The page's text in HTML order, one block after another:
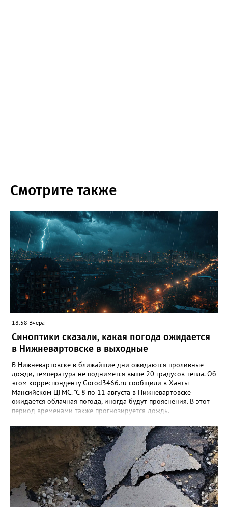
Смотрите также
18:58 Вчера
Синоптики сказали, какая погода ожидается
в Нижневартовске в выходные
В Нижневартовске в ближайшие дни ожидаются проливные
дожди, температура не поднимется выше 20 градусов тепла. Об
этом корреспонденту Gorod3466.ru сообщили в Ханты-
Мансийском ЦГМС. "С 8 по 11 августа в Нижневартовске
ожидается облачная погода, иногда будут прояснения. В этот
период временами также прогнозируется дождь.
в этот период составит ночью +9, +14 градусов, днем - +14,
+19", - рассказали синоптики. Ранее Gorod3466.ru сообщал,
что 8 и 9 августа на юге ХМАО ожидаются сильные дожди и
грозы.